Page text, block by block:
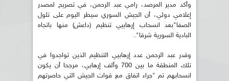
وأكد مدير المرصد، رامي عبد الرحمن، في تصريح لمصدر
إعلامي دولي، أن الجيش السوري سيطر اليوم على تلول
الصفا"بعد انسحاب إرهابيي تنظيم (داعش) منها باتجاه
البادية السورية شرقا".
وقدر عبد الرحمن عدد إرهابيي التنظيم الذين تواجدوا في
تلك المنطقة ما بين 700 وألف إرهابي، مرجحا أن يكون
انسحابهم تم "جراء اتفاق مع قوات الجيش التي حاصرتهم